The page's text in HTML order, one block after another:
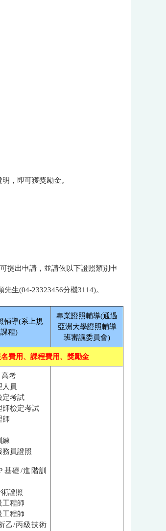
，即可獲獎勵金。
可提出申請，並請依以下證照類別申
生(04-23323456分機3114)。
輔導(系上規
程)
專業證照輔導(通過
亞洲大學證照輔導
班審議委員會)
費用、課程費用、獎勵金
考
員
考試
檢定考試
師
練
員證照
基礎/進階訓
證照
程師
程師
乙/丙級技術